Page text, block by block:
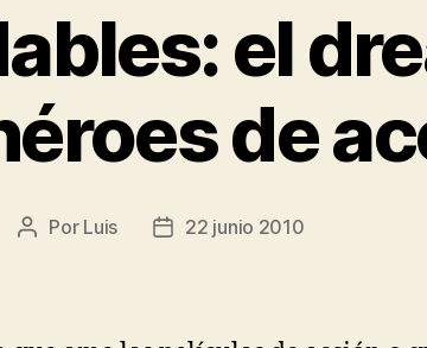
el
de
Autor
Por Luis
Fecha22 junio 2010